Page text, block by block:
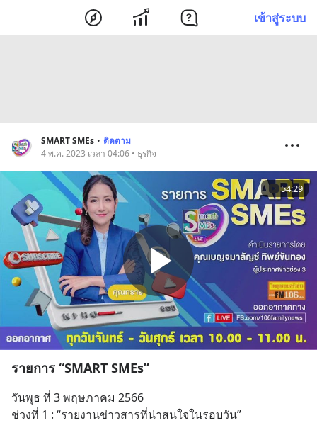
เข้าสู่ระบบ
SMART SMEs • ติดตาม
4 พ.ค. 2023 เวลา 04:06 • ธุรกิจ
54:29
รายการ “SMART SMEs”
วันพุธ ที่ 3 พฤษภาคม 2566
ช่วงที่ 1 : “รายงานข่าวสารที่น่าสนใจในรอบวัน”